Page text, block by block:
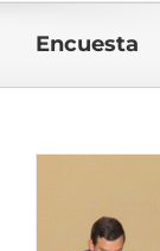
Encuesta